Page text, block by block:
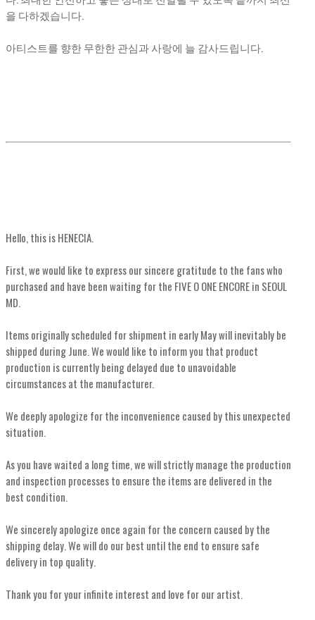
을 다하겠습니다.
아티스트를 향한 무한한 관심과 사랑에 늘 감사드립니다.
Hello, this is HENECIA.
First, we would like to express our sincere gratitude to the fans who
purchased and have been waiting for the FIVE O ONE ENCORE in SEOUL
MD.
Items originally scheduled for shipment in early May will inevitably be
shipped during June. We would like to inform you that product
production is currently being delayed due to unavoidable
circumstances at the manufacturer.
We deeply apologize for the inconvenience caused by this unexpected
situation.
As you have waited a long time, we will strictly manage the production
and inspection processes to ensure the items are delivered in the
best condition.
We sincerely apologize once again for the concern caused by the
shipping delay. We will do our best until the end to ensure safe
delivery in top quality.
Thank you for your infinite interest and love for our artist.